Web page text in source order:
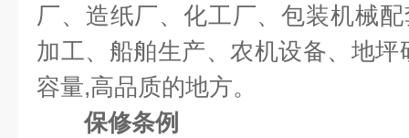
厂、造纸厂、化工厂、包装机械
加工、船舶生产、农机设备、地
容量,高品质的地方。
保修条例